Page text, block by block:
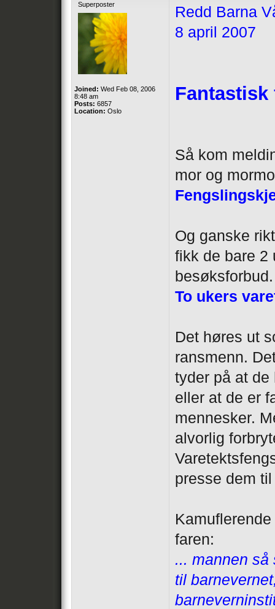
Superposter
Joined: Wed Feb 08, 2006
8:48 am
Posts: 6857
Location: Oslo
Redd Barna
8 april 2007
Så kom
mor og
Og ganske
fikk de bare 2
besøksforbud.
To ukers
Det høres ut
ransmenn.
tyder på at de
eller at de er
mennesker.
alvorlig
presse dem
faren:
... mannen så
til